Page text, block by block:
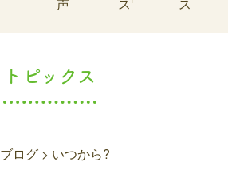
声
ス
ス
トピックス
ブログ > いつから?